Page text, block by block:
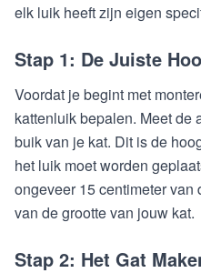
elk luik heeft zijn eigen
Stap 1: De Juiste
Voordat je begint met
kattenluik bepalen. Meet de
buik van je kat. Dit is de
het luik moet worden
ongeveer 15 centimeter van
van de grootte van jouw kat.
Stap 2: Het Gat